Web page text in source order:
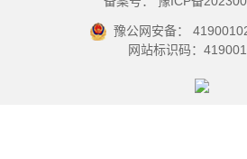
豫公网安备：
网站标识码：